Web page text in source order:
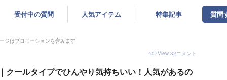
受付中の質問 人気アイテム 特集記事 質問
ジはプロモーションを含みます
407View 32コメント
クールタイプでひんやり気持ちいい！人気があるの